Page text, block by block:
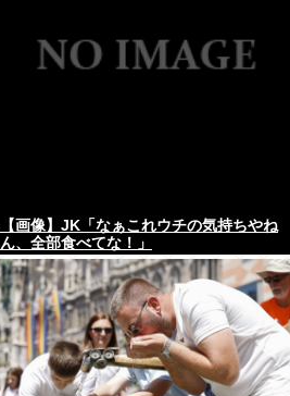
【画像】JK「なぁこれウチの気持ちやね
ん、全部食べてな！」